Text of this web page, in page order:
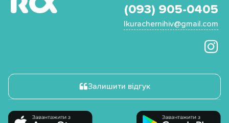
(093) 905-0405
Ikurachernihiv@gmail.com
Залишити відгук